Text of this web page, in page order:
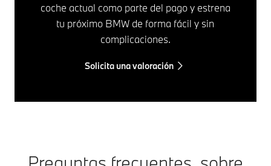
coche actual como parte del pago y estrena
tu próximo BMW de forma fácil y sin
complicaciones.
Solicita una valoración